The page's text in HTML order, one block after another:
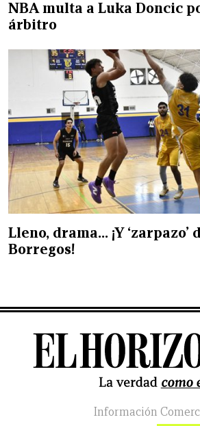
NBA multa a Luka Doncic
árbitro
Lleno, drama… ¡Y ‘zarpazo’
Borregos!
Información